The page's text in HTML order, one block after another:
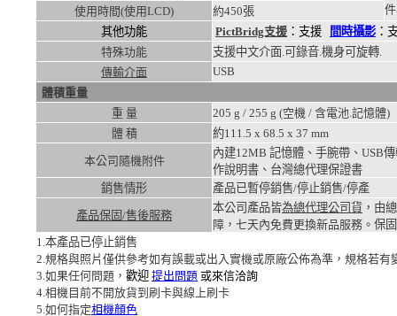
使用時間(使用LCD) 約450張
其他功能
PictBridg支援 ：支援 間時攝影 ：
特殊功能
支援中文介面.可錄音.機身可旋轉.
傳輸介面
USB
體積重量
重 量
205 g / 255 g (空機 / 含電池.記憶體)
體 積
約111.5 x 68.5 x 37 mm
本公司隨機附件
內建12MB 記憶體、手腕帶、USB
作說明書、台灣總代理保證書
銷售情形
產品已暫停銷售/停止銷售/停產
產品保固/售後服務
本公司產品皆為總代理公司貨 ，由
障，七天內免費更換新品服務。 保
1.本產品已停止銷售
2.規格與照片僅供參考如有誤載或出入實機或原廠公佈為準，規格若有
3.如果任何問題， 歡迎 提出問題 或來信洽詢
4.相機目前不開放貨到刷卡與線上刷卡
5.如何指定相機顏色